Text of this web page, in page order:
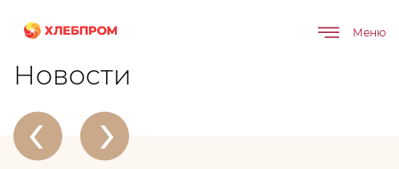
Меню
Главная О компании
Новости
‹ ›